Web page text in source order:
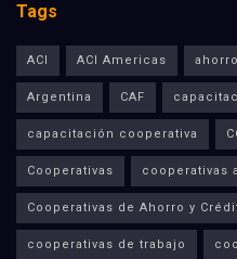
Tags
ACI ACI Americas
Argentina CAF
capacitación cooperativa
Cooperativas cooperativas
Cooperativas de Ahorro y
cooperativas de trabajo